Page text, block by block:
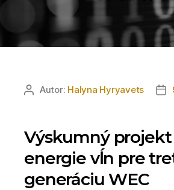
AutorAutor: Halyna Hyryavets
Výskumný
energie vĺn pre
generáciu WEC